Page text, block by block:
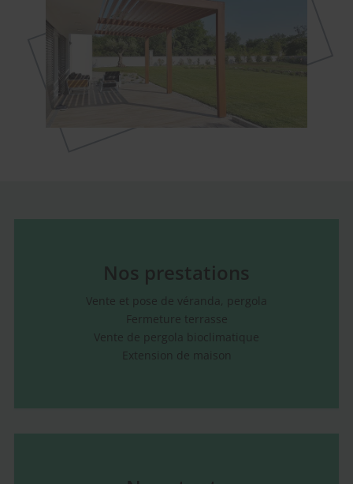
Nos prestations
Vente et pose de véranda, pergola
Fermeture terrasse
Vente de pergola bioclimatique
Extension de maison